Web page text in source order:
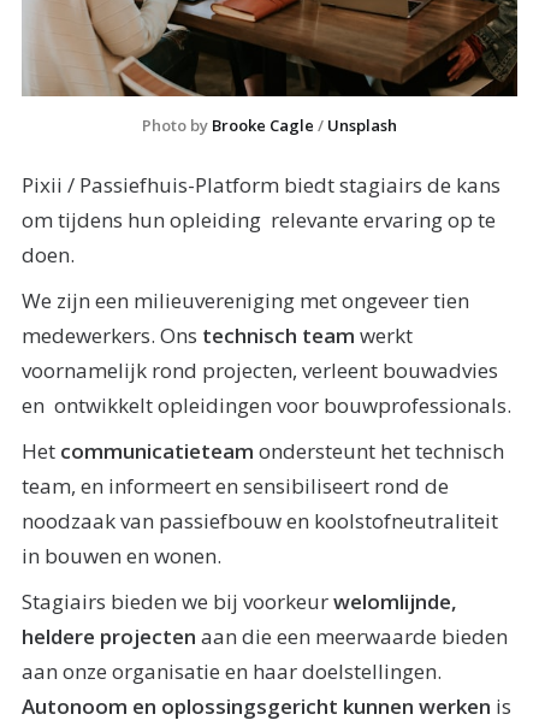
Photo by Brooke Cagle / Unsplash
Pixii / Passiefhuis-Platform biedt stagiairs de kans
om tijdens hun opleiding relevante ervaring op te
doen.
We zijn een milieuvereniging met ongeveer tien
medewerkers. Ons technisch team werkt
voornamelijk rond projecten, verleent bouwadvies
en ontwikkelt opleidingen voor bouwprofessionals.
Het communicatieteam ondersteunt het technisch
team, en informeert en sensibiliseert rond de
noodzaak van passiefbouw en koolstofneutraliteit
in bouwen en wonen.
Stagiairs bieden we bij voorkeurwelomlijnde,
heldere projecten aan die een meerwaarde bieden
aan onze organisatie en haar doelstellingen.
Autonoom en oplossingsgericht kunnen werken is